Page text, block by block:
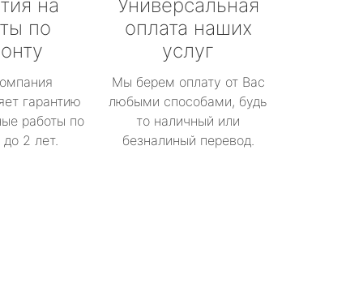
на
по
гарантию
работы по
2 лет.
Универсальная
оплата наших
услуг
Мы берем оплату от Вас
любыми способами, будь
то наличный или
безналиный перевод.